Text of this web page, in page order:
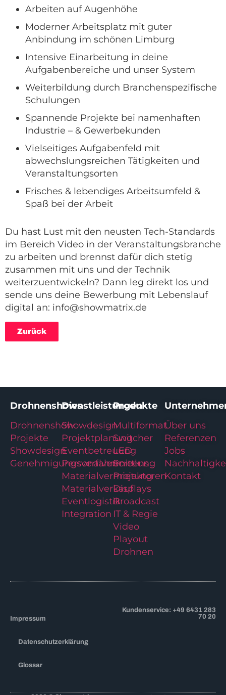
Arbeiten auf Augenhöhe
Moderner Arbeitsplatz mit guter
Anbindung im schönen Limburg
Intensive Einarbeitung in deine
Aufgabenbereiche und unser System
Weiterbildung durch Branchenspezifische
Schulungen
Spannende Projekte bei namenhaften
Industrie – & Gewerbekunden
Vielseitiges Aufgabenfeld mit
abwechslungsreichen Tätigkeiten und
Veranstaltungsorten
Frisches & lebendiges Arbeitsumfeld &
Spaß bei der Arbeit
Du hast Lust mit den neusten Tech-Standards
im Bereich Video in der Veranstaltungsbranche
zu arbeiten und brennst dafür dich stetig
zusammen mit uns und der Technik
weiterzuentwickeln? Dann leg direkt los und
sende uns deine Bewerbung mit Lebenslauf
digital an: info@showmatrix.de
Zurück
Drohnenshows
Drohnenshow
Projekte
Showdesign
Genehmigungsverfahren
Dienstleistungen
Showdesign
Projektplanung
Eventbetreuung
Personalvermittlung
Materialvermietung
Materialverkauf
Eventlogistik
Integration
Produkte
Multiformat
Switcher
LED
Screens
Projektoren
Displays
Broadcast
IT & Regie
Video
Playout
Drohnen
Über uns
Referenzen
Jobs
Kontakt
Impressum
Datenschutzerklärung
Glossar
Kundenservice: +49 6431 283
70 20